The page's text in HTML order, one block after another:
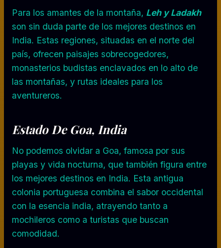
Para los amantes de la montaña, Leh y Ladakh
son sin duda parte de los mejores destinos en
India. Estas regiones, situadas en el norte del
país, ofrecen paisajes sobrecogedores,
monasterios budistas enclavados en lo alto de
las montañas, y rutas ideales para los
aventureros.
Estado De Goa, India
No podemos olvidar a Goa, famosa por sus
playas y vida nocturna, que también figura entre
los mejores destinos en India. Esta antigua
colonia portuguesa combina el sabor occidental
con la esencia india, atrayendo tanto a
mochileros como a turistas que buscan
comodidad.